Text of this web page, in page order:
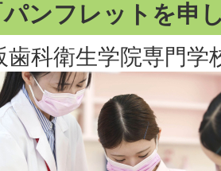
パンフレットを申
歯科衛生学院専門学